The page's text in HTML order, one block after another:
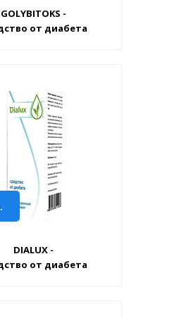
GOLYBITOKS -
от диабета
DIALUX -
от диабета